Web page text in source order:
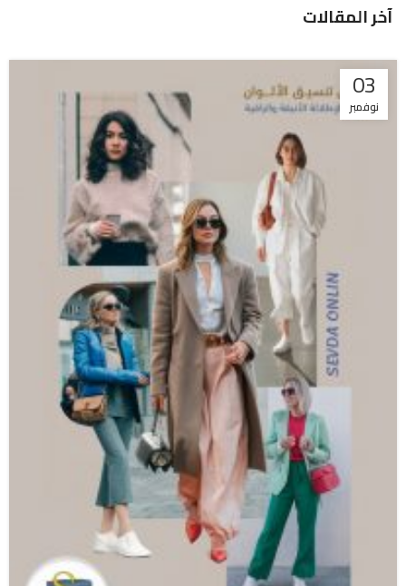
آخر المقالات
03
نوفمبر